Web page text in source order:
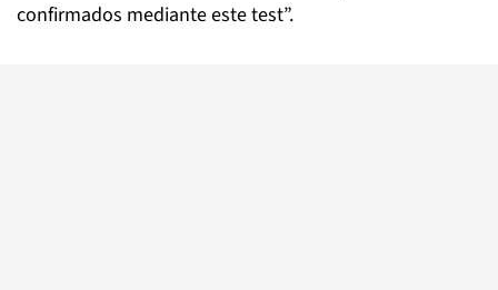
confirmados mediante este test”.